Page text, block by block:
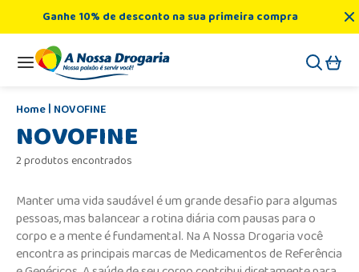
Ganhe 10% de desconto na sua primeira compra
NOVOFINE
NOVOFINE
2 produtos encontrados
Manter uma vida saudável é um grande desafio para algumas
pessoas, mas balancear a rotina diária com pausas para o
corpo e a mente é fundamental. Na A Nossa Drogaria você
encontra as principais marcas de Medicamentos de Referência